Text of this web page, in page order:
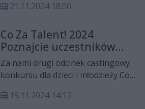
kolejnych utalentowanych
21.11.2024 18:00
Co Za Talent! 2024
Poznajcie uczestników
drugiego castingu
Za nami drugi odcinek castingowy
konkursu dla dzieci i młodzieży Co
kolejną dwunastkę uczestników.
19.11.2024 14:13